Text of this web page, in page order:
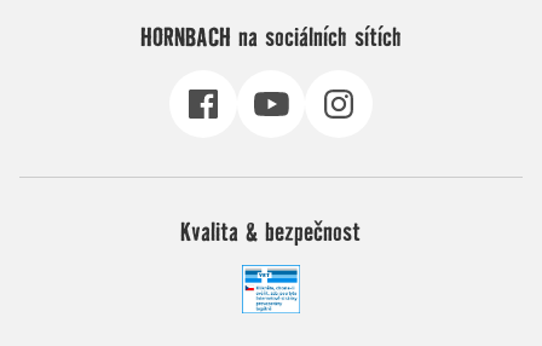
HORNBACH na sociálních sítích
Kvalita & bezpečnost